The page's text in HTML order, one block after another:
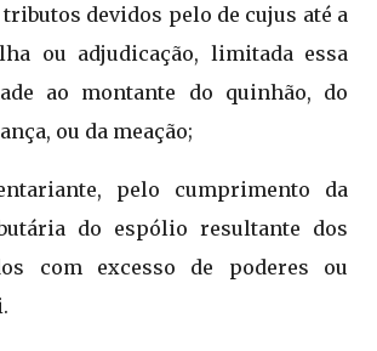
devidos pelo de cujus até a
ou adjudicação, limitada essa
ao montante do quinhão, do
ou da meação;
pelo cumprimento da
do espólio resultante dos
com excesso de poderes ou